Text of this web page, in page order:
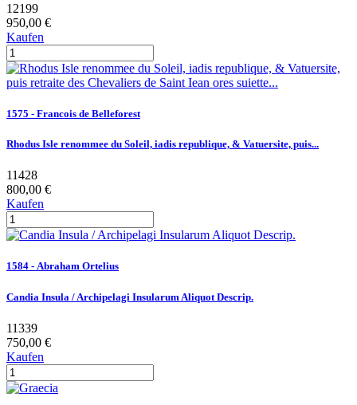
12199
950,00 €
Kaufen
1575 - Francois de Belleforest
Rhodus Isle renommee du Soleil, iadis republique, & Vatuersite, puis...
11428
800,00 €
Kaufen
1584 - Abraham Ortelius
Candia Insula / Archipelagi Insularum Aliquot Descrip.
11339
750,00 €
Kaufen